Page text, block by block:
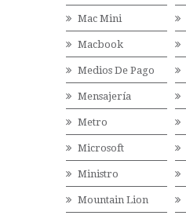
Mac Mini
Macbook
Medios De Pago
Mensajería
Metro
Microsoft
Ministro
Mountain Lion